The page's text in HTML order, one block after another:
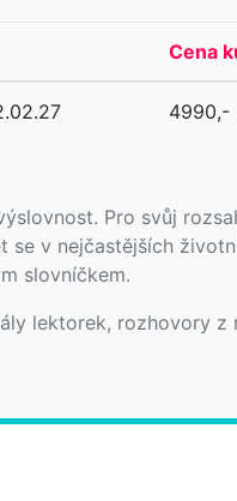
Pro svůj
v nejčastějších
slovníčkem.
lektorek, rozhovory z
Cena
4990,-